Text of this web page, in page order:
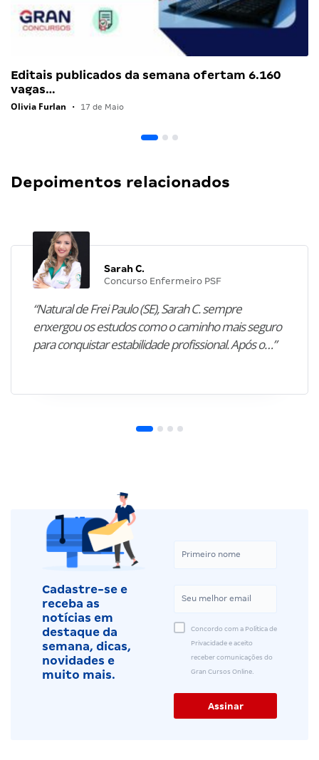
Editais publicados da semana ofertam 6.160
vagas…
Olivia Furlan • 17 de Maio
Depoimentos relacionados
Sarah C.
Concurso Enfermeiro PSF
“Natural de Frei Paulo (SE), Sarah C. sempre
enxergou os estudos como o caminho mais seguro
para conquistar estabilidade profissional. Após o…”
Cadastre-se e
receba as
notícias em
destaque da
semana, dicas,
novidades e
muito mais.
Concordo com a Política de
Privacidade e aceito
receber comunicações do
Gran Cursos Online.